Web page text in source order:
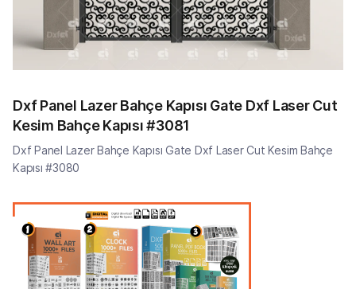
Dxf Panel Lazer Bahçe Kapısı Gate Dxf Laser Cut
Kesim Bahçe Kapısı #3081
Dxf Panel Lazer Bahçe Kapısı Gate Dxf Laser Cut Kesim Bahçe
Kapısı #3080